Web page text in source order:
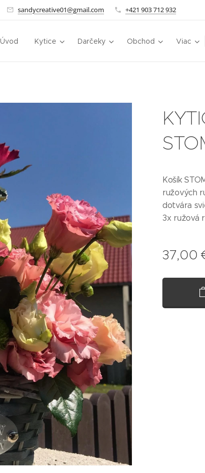
sandycreative01@gmail.com +421 903 712 932
Úvod Kytice Darčeky Obchod Viac
Košík
ružových
dotvára
3x ružová
37,00